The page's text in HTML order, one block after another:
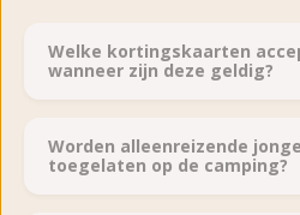
Welke kortingskaarten
wanneer zijn deze geldig?
Worden alleenreizende
toegelaten op de camping?